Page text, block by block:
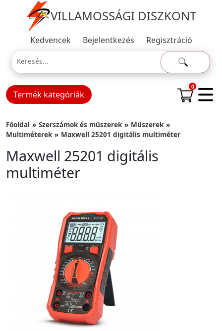
VILLAMOSSÁGI DISZKONT
Kedvencek Bejelentkezés Regisztráció
Termék kategóriák
0
Főoldal Szerszámok és műszerek
Műszerek
Multiméterek
Maxwell 25201 digitális multiméter
Maxwell 25201 digitális
multiméter